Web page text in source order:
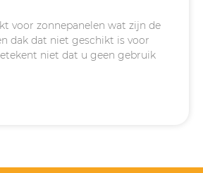
voor zonnepanelen wat zijn de
dak dat niet geschikt is voor
niet dat u geen gebruik